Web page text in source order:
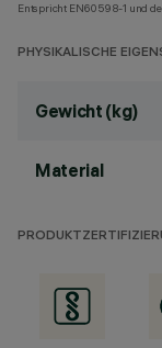
Entspricht EN60598-1 und
PHYSIKALISCHE
Gewicht (kg)
Material